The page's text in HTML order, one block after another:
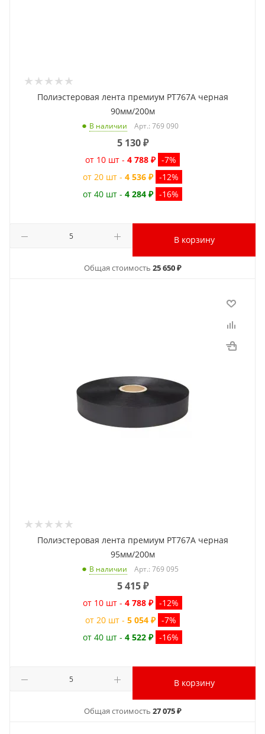
Полиэстеровая лента премиум PT767A черная
90мм/200м
В наличии Арт.: 769 090
5 130₽
от 10 шт - 4 788 ₽ -7%
от 20 шт - 4 536 ₽ -12%
от 40 шт - 4 284 ₽ -16%
В корзину
Общая стоимость 25 650 ₽
Полиэстеровая лента премиум PT767A черная
95мм/200м
В наличии Арт.: 769 095
5 415₽
от 10 шт - 4 788 ₽ -12%
от 20 шт - 5 054 ₽ -7%
от 40 шт - 4 522 ₽ -16%
В корзину
Общая стоимость 27 075 ₽